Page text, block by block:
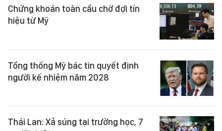
Chứng khoán toàn cầu chờ đợi tín
hiệu từ Mỹ
Tổng thống Mỹ bác tin quyết định
người kế nhiệm năm 2028
Thái Lan: Xả súng tại trường học, 7